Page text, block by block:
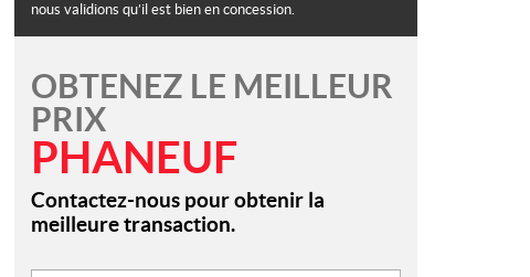
nous validions qu’il est bien en concession.
OBTENEZ LE MEILLEUR
PRIX
PHANEUF
Contactez-nous pour obtenir la
meilleure transaction.